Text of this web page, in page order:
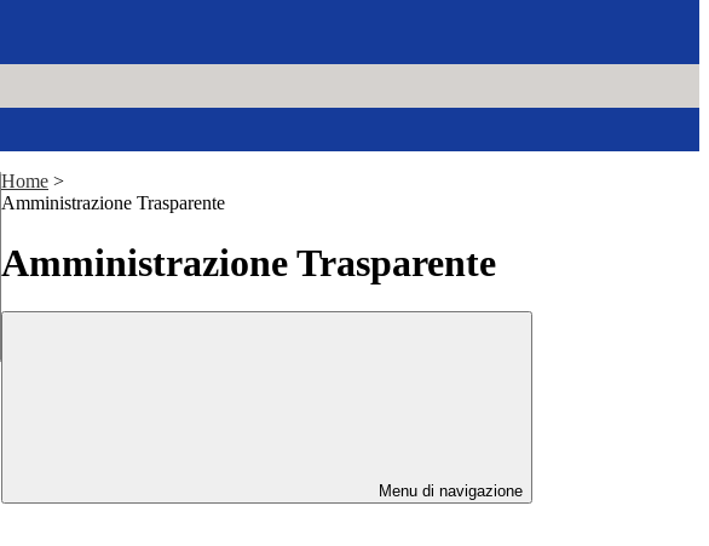
Home >
Amministrazione Trasparente
Amministrazione Trasparente
Menu di navigazione